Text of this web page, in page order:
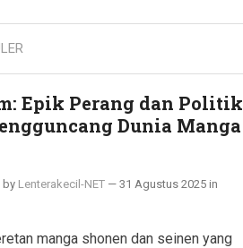
Epik Perang dan Politik
Dunia Manga
by Lenterakecil-NET — 31 Agustus 2025 in
manga shonen dan seinen yang